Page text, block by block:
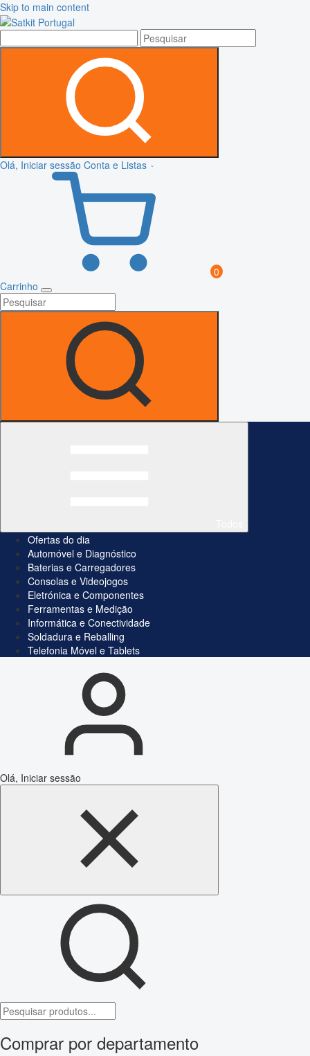
Skip to main content
Olá, Iniciar sessão Conta e Listas
0
Carrinho
Ofertas do dia
Automóvel e Diagnóstico
Baterias e Carregadores
Consolas e Videojogos
Eletrónica e Componentes
Ferramentas e Medição
Informática e Conectividade
Soldadura e Reballing
Telefonia Móvel e Tablets
Olá, Iniciar sessão
Comprar por departamento